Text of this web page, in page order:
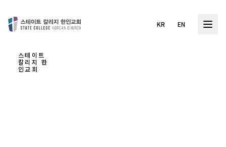
KR EN
스테이트
칼리지 한
인교회